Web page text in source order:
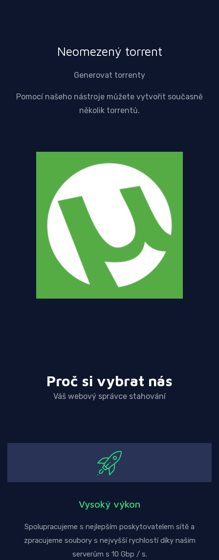
Neomezený torrent
Generovat torrenty
Pomocí našeho nástroje můžete vytvořit současně
několik torrentů.
Proč si vybrat nás
Váš webový správce stahování
Vysoký výkon
Spolupracujeme s nejlepším poskytovatelem sítě a
zpracujeme soubory s nejvyšší rychlostí díky našim
serverům s 10 Gbp / s.